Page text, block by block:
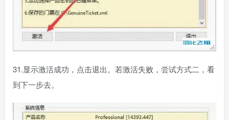
31.显示激活成功，点击退出。若激活失败，尝试方式二，看
到下一步去。